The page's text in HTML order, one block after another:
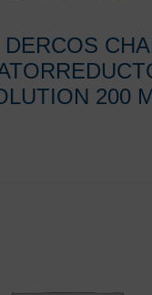
200